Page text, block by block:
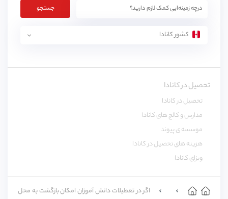
جستجو
کشور کانادا
تحصیل در کانادا
تحصیل در کانادا
مدارس و کالج های کانادا
موسسه ی پیوند
هزینه های تحصیل در کانادا
ویزای کانادا
اگر در تعطیلات دانش آموزان امکان بازگشت به محل